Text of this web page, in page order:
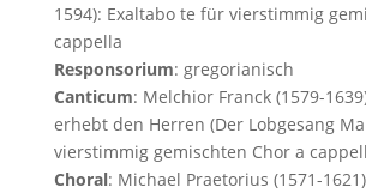
1594): Exaltabo te für vierstimmig
cappella
Responsorium: gregorianisch
Canticum: Melchior Franck (1579-
erhebt den Herren (Der Lobgesang
vierstimmig gemischten Chor a
Choral: Michael Praetorius (1571-